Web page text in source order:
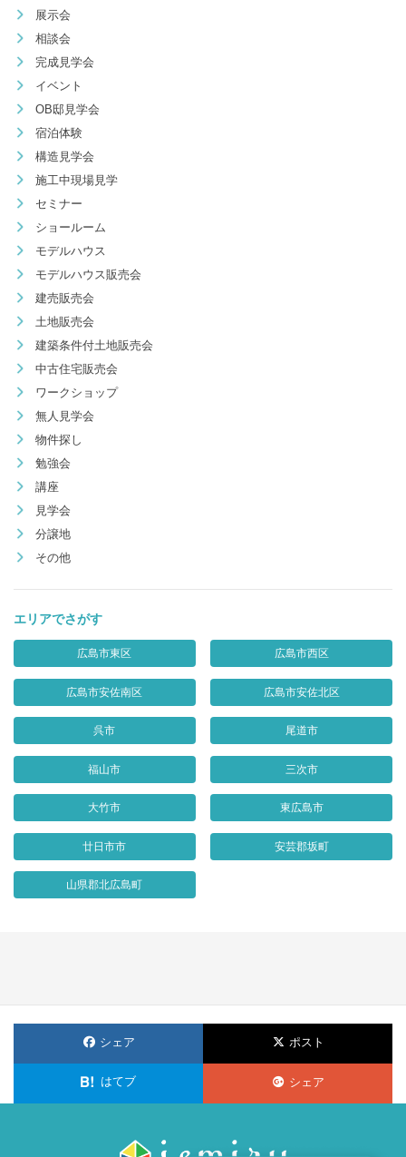
展示会
相談会
完成見学会
イベント
OB邸見学会
宿泊体験
構造見学会
施工中現場見学
セミナー
ショールーム
モデルハウス
モデルハウス販売会
建売販売会
土地販売会
建築条件付土地販売会
中古住宅販売会
ワークショップ
無人見学会
物件探し
勉強会
講座
見学会
分譲地
その他
エリアでさがす
広島市東区 広島市西区
広島市安佐南区 広島市安佐北区
呉市 尾道市
福山市 三次市
大竹市 東広島市
廿日市市 安芸郡坂町
山県郡北広島町
シェア ポスト
はてブ シェア